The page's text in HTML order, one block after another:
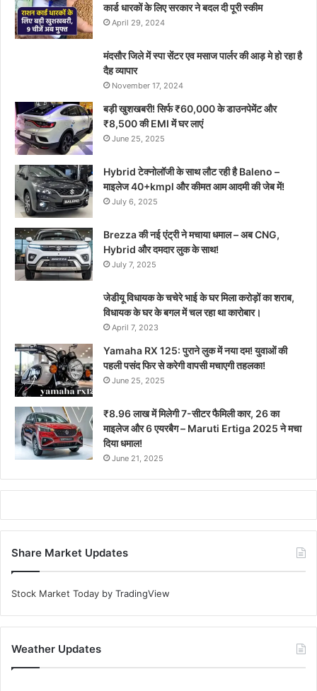
कार्ड धारकों के लिए सरकार ने बदल दी पूरी स्कीम
April 29, 2024
मंदसौर जिले में स्पा सेंटर एव मसाज पार्लर की आड़ मे हो रहा है
दैह व्यापार
November 17, 2024
बड़ी खुशखबरी! सिर्फ ₹60,000 के डाउनपेमेंट और
₹8,500 की EMI में घर लाएं
June 25, 2025
Hybrid टेक्नोलॉजी के साथ लौट रही है Baleno –
माइलेज 40+kmpl और कीमत आम आदमी की जेब में!
July 6, 2025
Brezza की नई एंट्री ने मचाया धमाल – अब CNG,
Hybrid और दमदार लुक के साथ!
July 7, 2025
जेडीयू विधायक के चचेरे भाई के घर मिला करोड़ों का शराब,
विधायक के घर के बगल में चल रहा था कारोबार।
April 7, 2023
Yamaha RX 125: पुराने लुक में नया दम! युवाओं की
पहली पसंद फिर से करेगी वापसी मचाएगी तहलका!
June 25, 2025
₹8.96 लाख में मिलेगी 7-सीटर फैमिली कार, 26 का
माइलेज और 6 एयरबैग – Maruti Ertiga 2025 ने मचा
दिया धमाल!
June 21, 2025
Share Market Updates
Stock Market Today by TradingView
Weather Updates